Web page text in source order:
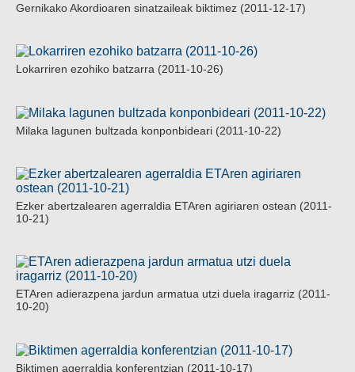
Gernikako Akordioaren sinatzaileak biktimez (2011-12-17)
Lokarriren ezohiko batzarra (2011-10-26)
Milaka lagunen bultzada konponbideari (2011-10-22)
Ezker abertzalearen agerraldia ETAren agiriaren ostean (2011-
10-21)
ETAren adierazpena jardun armatua utzi duela iragarriz (2011-
10-20)
Biktimen agerraldia konferentzian (2011-10-17)